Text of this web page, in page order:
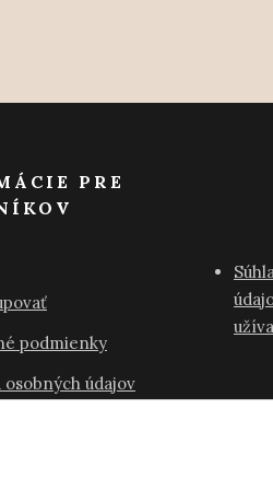
PRE
podmienky
osobných údajov